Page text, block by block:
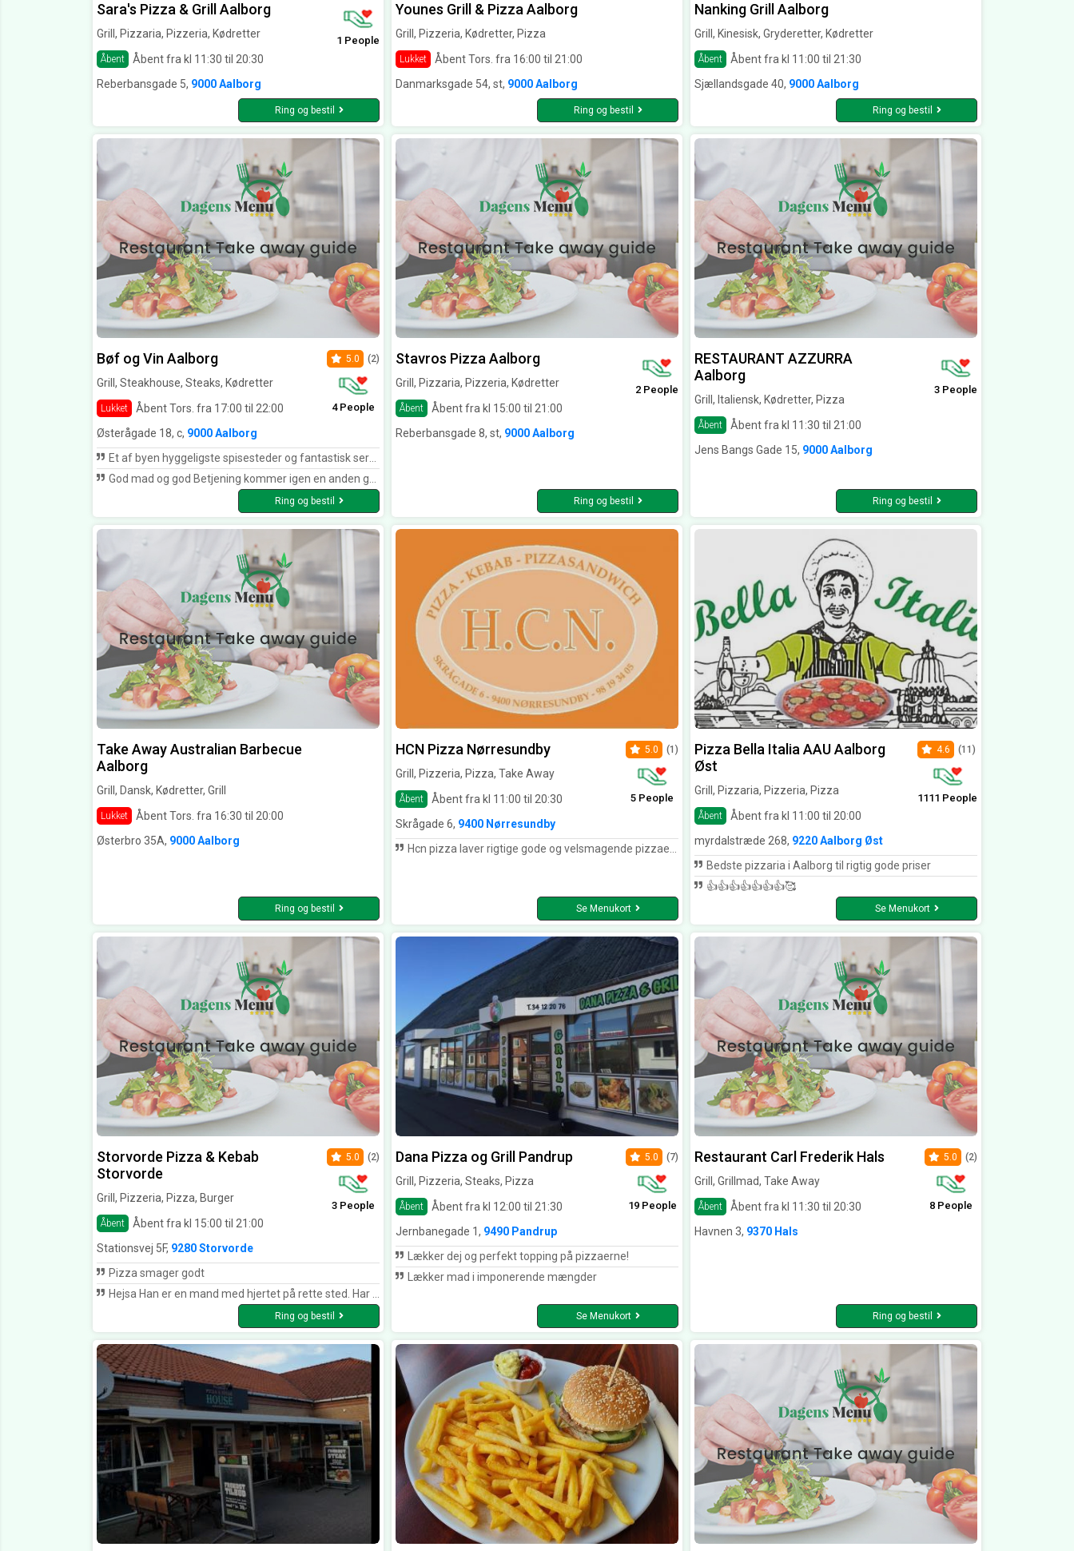
Sara's Pizza & Grill Aalborg
Grill, Pizzaria, Pizzeria, Kødretter
Åbent Åbent fra kl 11:30 til 20:30
1 People
Reberbansgade 5, 9000 Aalborg
Ring og bestil
Younes Grill & Pizza Aalborg
Grill, Pizzeria, Kødretter, Pizza
Lukket
Åbent Tors. fra 16:00 til 21:00
Danmarksgade 54, st, 9000 Aalborg
Ring og bestil
Nanking Grill Aalborg
Grill, Kinesisk, Gryderetter, Kødretter
Åbent
Åbent fra kl 11:00 til 21:30
Sjællandsgade 40, 9000 Aalborg
Ring og bestil
Bøf og Vin Aalborg
Grill, Steakhouse, Steaks, Kødretter
Lukket Åbent Tors. fra 17:00 til 22:00
5.0 (2)
4 People
Østerågade 18, c, 9000 Aalborg
Et af byen hyggeligste spisesteder og fantastisk service og køkken
God mad og god Betjening kommer igen en anden gang, personalet er meget imødekommen man føler sig som man er kommet hjem kan, godt anbefale denne restaurant til andre kom kun alle sammen i vil ikke fortryde det.
Ring og bestil
Stavros Pizza Aalborg
Grill, Pizzaria, Pizzeria, Kødretter
Åbent Åbent fra kl 15:00 til 21:00
2 People
Reberbansgade 8, st, 9000 Aalborg
Ring og bestil
RESTAURANT AZZURRA
Aalborg
Grill, Italiensk, Kødretter, Pizza
Åbent Åbent fra kl 11:30 til 21:00
3 People
Jens Bangs Gade 15, 9000 Aalborg
Ring og bestil
Take Away Australian Barbecue
Aalborg
Grill, Dansk, Kødretter, Grill
Lukket
Åbent Tors. fra 16:30 til 20:00
Østerbro 35A, 9000 Aalborg
Ring og bestil
HCN Pizza Nørresundby
Grill, Pizzeria, Pizza, Take Away
Åbent Åbent fra kl 11:00 til 20:30
5.0 (1)
5 People
Skrågade 6, 9400 Nørresundby
Hcn pizza laver rigtige gode og velsmagende pizzaer til en god pris i Nørresundby.
Se Menukort
Pizza Bella Italia AAU Aalborg
Øst
Grill, Pizzaria, Pizzeria, Pizza
Åbent Åbent fra kl 11:00 til 20:00
4.6 (11)
1111 People
myrdalstræde 268, 9220 Aalborg Øst
Bedste pizzaria i Aalborg til rigtig gode priser
👍👍👍👍👍👍👍🥰
Se Menukort
Storvorde Pizza & Kebab
Storvorde
Grill, Pizzeria, Pizza, Burger
Åbent Åbent fra kl 15:00 til 21:00
5.0 (2)
3 People
Stationsvej 5F, 9280 Storvorde
Pizza smager godt
Hejsa Han er en mand med hjertet på rette sted. Har skænket pitza til Dement afdelingen på Storvorde plejecenter 2 gange, mens min mor var der. De ældre hyggede sig. Der var pårørende og plejer som sørgede for at aftenen blev fantastisk Tak for din godhed. Fra en pårørende og de ældre
Ring og bestil
Dana Pizza og Grill Pandrup
Grill, Pizzeria, Steaks, Pizza
Åbent Åbent fra kl 12:00 til 21:30
5.0 (7)
19 People
Jernbanegade 1, 9490 Pandrup
Lækker dej og perfekt topping på pizzaerne!
Lækker mad i imponerende mængder
Se Menukort
Restaurant Carl Frederik Hals
Grill, Grillmad, Take Away
Åbent Åbent fra kl 11:30 til 20:30
5.0 (2)
8 People
Havnen 3, 9370 Hals
Ring og bestil